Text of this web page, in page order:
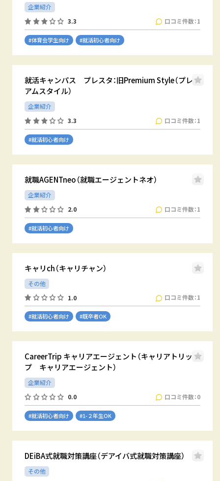
企業紹介
3.3
口コミ件数：1
#体育会学生向け #就活初心者向け
就活キャンパス プレスタ：旧Premium Style（プレミ
アムスタイル）
企業紹介
3.3
口コミ件数：1
#就活初心者向け
就職AGENTneo（就職エージェントネオ）
企業紹介
2.0
口コミ件数：1
#就活初心者向け
キャリch（キャリチャン）
その他
1.0
口コミ件数：1
#就活初心者向け #既卒者OK
CareerTrip キャリアエージェント（キャリアトリッ
プ キャリアエージェント）
企業紹介
0.0
口コミ件数：0
#就活初心者向け #1-２年生OK
DEiBA式就職対策講座（デアイバ式就職対策講座）
その他